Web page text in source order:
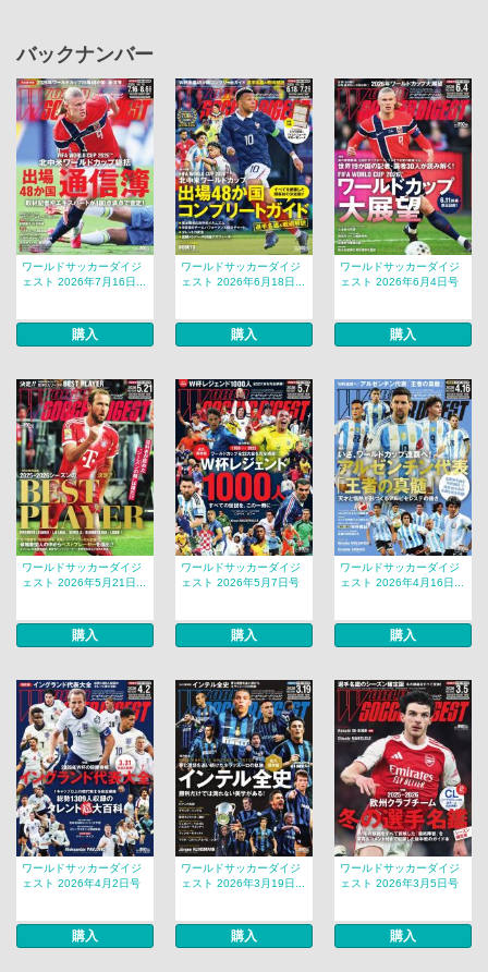
バックナンバー
ワールドサッカーダイジ
ェスト 2026年7月16日...
購入
ワールドサッカーダイジ
ェスト 2026年6月18日...
購入
ワールドサッカーダイジ
ェスト 2026年6月4日号
購入
ワールドサッカーダイジ
ェスト 2026年5月21日...
購入
ワールドサッカーダイジ
ェスト 2026年5月7日号
購入
ワールドサッカーダイジ
ェスト 2026年4月16日...
購入
ワールドサッカーダイジ
ェスト 2026年4月2日号
購入
ワールドサッカーダイジ
ェスト 2026年3月19日...
購入
ワールドサッカーダイジ
ェスト 2026年3月5日号
購入